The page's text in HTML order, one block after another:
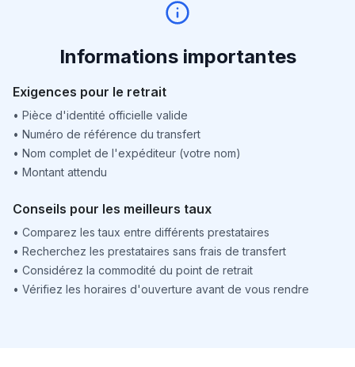
Informations importantes
Exigences pour le retrait
• Pièce d'identité officielle valide
• Numéro de référence du transfert
• Nom complet de l'expéditeur (votre nom)
• Montant attendu
Conseils pour les meilleurs taux
• Comparez les taux entre différents prestataires
• Recherchez les prestataires sans frais de transfert
• Considérez la commodité du point de retrait
• Vérifiez les horaires d'ouverture avant de vous rendre